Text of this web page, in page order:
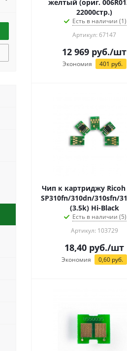
желтый (ориг.
22000стр.)
Есть в наличии (1)
Артикул: 67147
12 969 руб./шт
Экономия 401 руб.
Чип к картриджу
SP310fn/310dn/310sfn/
(3.5k) Hi-Black
Есть в наличии (5)
Артикул: 103729
18,40 руб./шт
Экономия 0,60 руб.